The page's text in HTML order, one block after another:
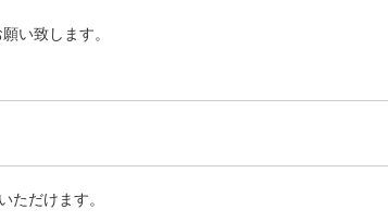
い致します。
ただけます。